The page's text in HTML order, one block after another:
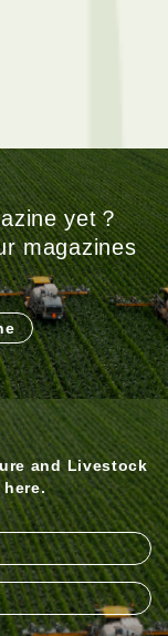
yet？
magazines
and Livestock